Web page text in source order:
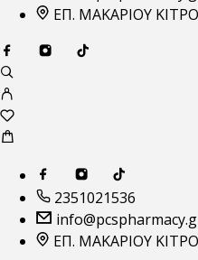
ΕΠ. ΜΑΚΑΡΙΟΥ
2351021536
ΕΠ. ΜΑΚΑΡΙΟΥ